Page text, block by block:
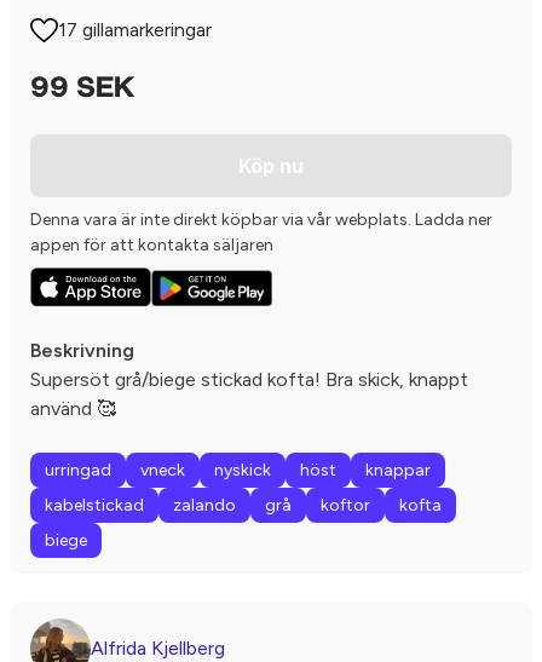
17 gillamarkeringar
99 SEK
Köp nu
Denna vara är inte direkt köpbar via vår webplats. Ladda ner
appen för att kontakta säljaren
Beskrivning
Supersöt grå/biege stickad kofta! Bra skick, knappt
använd 🥰
urringad vneck nyskick höst
knappar
kabelstickad
zalando grå koftor
kofta
biege
Alfrida Kjellberg